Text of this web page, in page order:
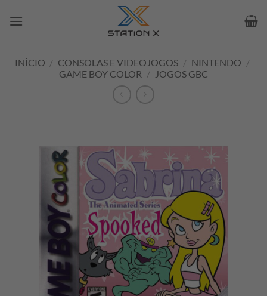
INÍCIO / CONSOLAS E VIDEOJOGOS / NINTENDO /
GAME BOY COLOR / JOGOS GBC